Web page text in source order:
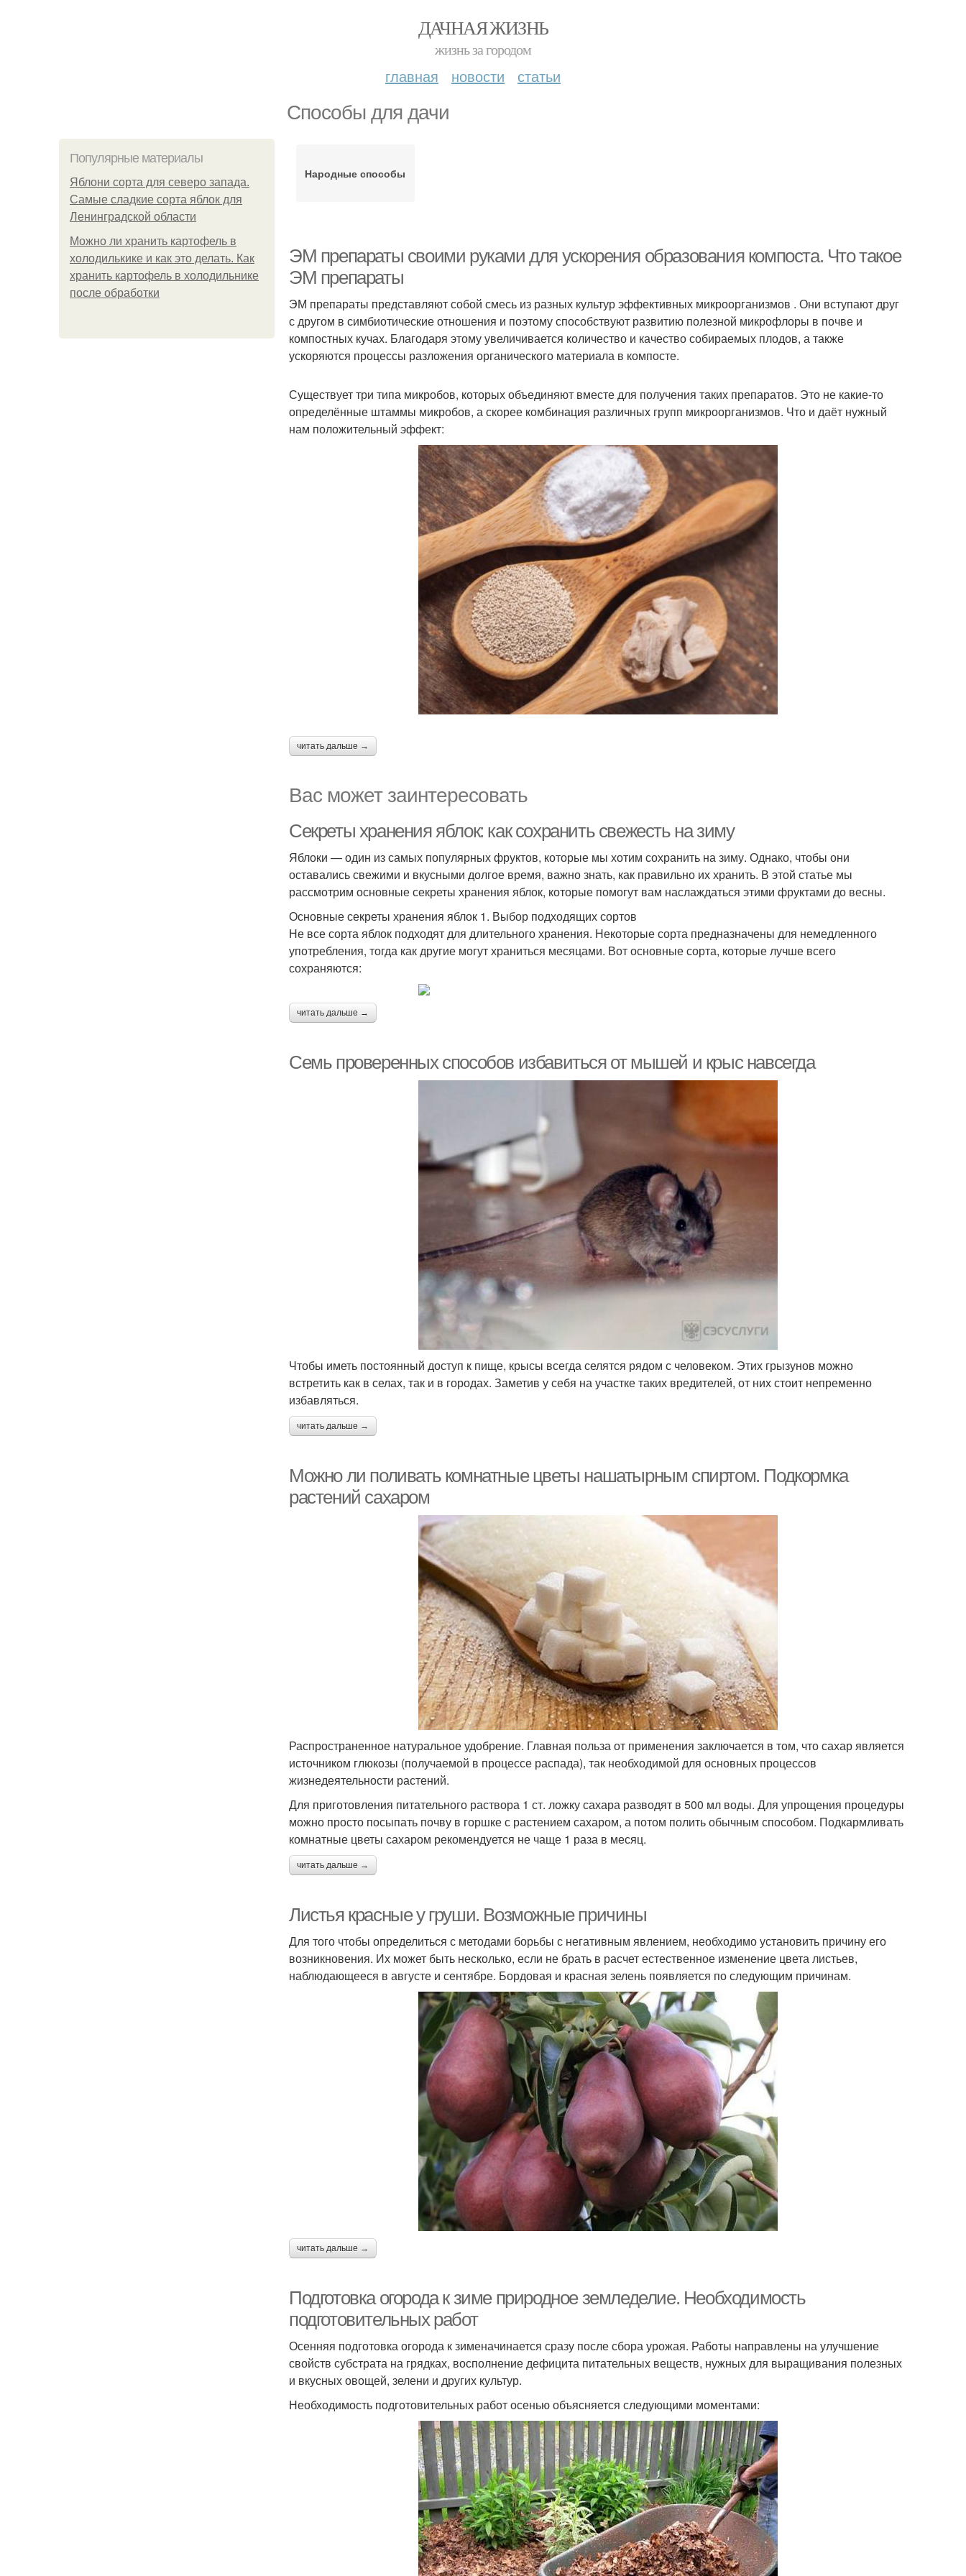
ДАЧНАЯ ЖИЗНЬ
жизнь за городом
главная новости статьи
Способы для дачи
Популярные материалы
Яблони сорта для северо запада.
Самые сладкие сорта яблок для
Ленинградской области
Можно ли хранить картофель в
холодилькике и как это делать. Как
хранить картофель в холодильнике
после обработки
Народные способы
ЭМ препараты своими руками для ускорения образования компоста. Что такое
ЭМ препараты
ЭМ препараты представляют собой смесь из разных культур эффективных микроорганизмов . Они вступают друг
с другом в симбиотические отношения и поэтому способствуют развитию полезной микрофлоры в почве и
компостных кучах. Благодаря этому увеличивается количество и качество собираемых плодов, а также
ускоряются процессы разложения органического материала в компосте.
Существует три типа микробов, которых объединяют вместе для получения таких препаратов. Это не какие-то
определённые штаммы микробов, а скорее комбинация различных групп микроорганизмов. Что и даёт нужный
нам положительный эффект:
читать дальше →
Вас может заинтересовать
Секреты хранения яблок: как сохранить свежесть на зиму
Яблоки — один из самых популярных фруктов, которые мы хотим сохранить на зиму. Однако, чтобы они
оставались свежими и вкусными долгое время, важно знать, как правильно их хранить. В этой статье мы
рассмотрим основные секреты хранения яблок, которые помогут вам наслаждаться этими фруктами до весны.
Основные секреты хранения яблок 1. Выбор подходящих сортов
Не все сорта яблок подходят для длительного хранения. Некоторые сорта предназначены для немедленного
употребления, тогда как другие могут храниться месяцами. Вот основные сорта, которые лучше всего
сохраняются:
читать дальше →
Семь проверенных способов избавиться от мышей и крыс навсегда
Чтобы иметь постоянный доступ к пище, крысы всегда селятся рядом с человеком. Этих грызунов можно
встретить как в селах, так и в городах. Заметив у себя на участке таких вредителей, от них стоит непременно
избавляться.
читать дальше →
Можно ли поливать комнатные цветы нашатырным спиртом. Подкормка
растений сахаром
Распространенное натуральное удобрение. Главная польза от применения заключается в том, что сахар является
источником глюкозы (получаемой в процессе распада), так необходимой для основных процессов
жизнедеятельности растений.
Для приготовления питательного раствора 1 ст. ложку сахара разводят в 500 мл воды. Для упрощения процедуры
можно просто посыпать почву в горшке с растением сахаром, а потом полить обычным способом. Подкармливать
комнатные цветы сахаром рекомендуется не чаще 1 раза в месяц.
читать дальше →
Листья красные у груши. Возможные причины
Для того чтобы определиться с методами борьбы с негативным явлением, необходимо установить причину его
возникновения. Их может быть несколько, если не брать в расчет естественное изменение цвета листьев,
наблюдающееся в августе и сентябре. Бордовая и красная зелень появляется по следующим причинам.
читать дальше →
Подготовка огорода к зиме природное земледелие. Необходимость
подготовительных работ
Осенняя подготовка огорода к зименачинается сразу после сбора урожая. Работы направлены на улучшение
свойств субстрата на грядках, восполнение дефицита питательных веществ, нужных для выращивания полезных
и вкусных овощей, зелени и других культур.
Необходимость подготовительных работ осенью объясняется следующими моментами: